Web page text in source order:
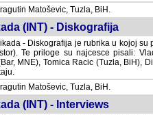
Matoševic, Tuzla, BiH.
(INT) - Diskografija
- Diskografija je rubrika u kojoj
Te priloge su najcesce pisali:
Tomica Racic (Tuzla, BiH), Dinko
Matoševic, Tuzla, BiH.
(INT) - Interviews